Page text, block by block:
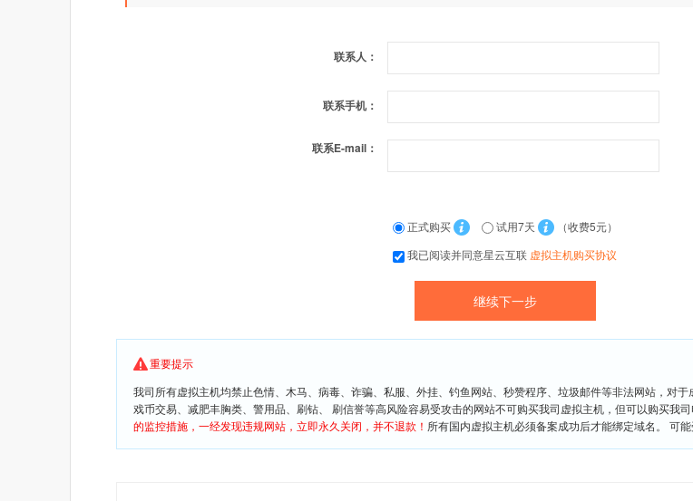
联系人：
联系手机：
联系E-mail：
正式购买 试用7天
（收费5元）
我已阅读并同意星云互联 虚拟主机购买协议
重要提示
我司所有虚拟主机均禁止色情、木马、病毒、诈骗、私服、外挂、钓鱼网站、秒赞程序、垃圾邮件等非法网站，对
戏币交易、减肥丰胸类、警用品、刷钻、 刷信誉等高风险容易受攻击的网站不可购买我司虚拟主机，但可以购买我
的监控措施，一经发现违规网站，立即永久关闭，并不退款！ 所有国内虚拟主机必须备案成功后才能绑定域名。 可